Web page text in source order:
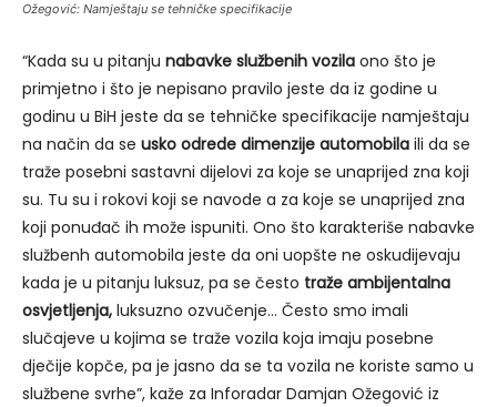
Ožegović: Namještaju se tehničke specifikacije
“Kada su u pitanju nabavke službenih vozila ono što je
primjetno i što je nepisano pravilo jeste da iz godine u
godinu u BiH jeste da se tehničke specifikacije namještaju
na način da se usko odrede dimenzije automobila ili da se
traže posebni sastavni dijelovi za koje se unaprijed zna koji
su. Tu su i rokovi koji se navode a za koje se unaprijed zna
koji ponuđač ih može ispuniti. Ono što karakteriše nabavke
službenh automobila jeste da oni uopšte ne oskudijevaju
kada je u pitanju luksuz, pa se često traže ambijentalna
osvjetljenja, luksuzno ozvučenje… Često smo imali
slučajeve u kojima se traže vozila koja imaju posebne
dječije kopče, pa je jasno da se ta vozila ne koriste samo u
službene svrhe”, kaže za Inforadar Damjan Ožegović iz